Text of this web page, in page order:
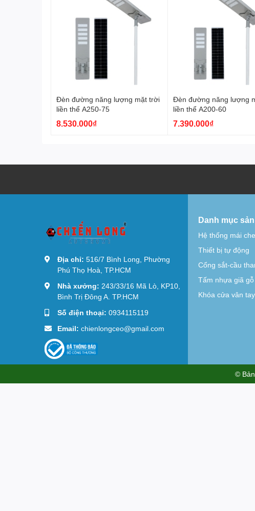
Đèn đường năng lượng mặt trời
liền thể A250-75
8.530.000₫
Đèn đường năng lượng
liền thể A200-60
7.390.000₫
Địa chỉ: 516/7 Bình Long, Phường
Phú Thọ Hoà, TP.HCM
Nhà xưởng: 243/33/16 Mã Lò, KP10,
Bình Trị Đông A. TP.HCM
Số điện thoại: 0934115119
Email: chienlongceo@gmail.com
Danh mục
Hệ thống mái
Thiết bị tự động
Cổng sắt-cầu
Tấm nhựa giã
Khóa cửa vân
©